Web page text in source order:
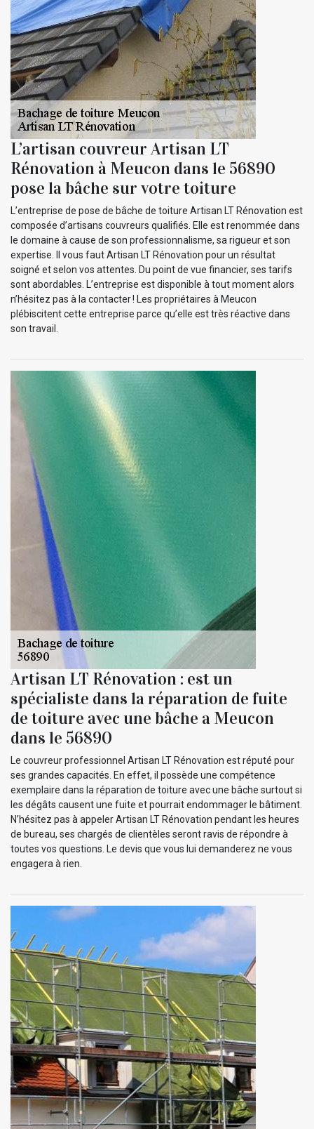
L’artisan couvreur Artisan LT
Rénovation à Meucon dans le 56890
pose la bâche sur votre toiture
L’entreprise de pose de bâche de toiture Artisan LT Rénovation est
composée d’artisans couvreurs qualifiés. Elle est renommée dans
le domaine à cause de son professionnalisme, sa rigueur et son
expertise. Il vous faut Artisan LT Rénovation pour un résultat
soigné et selon vos attentes. Du point de vue financier, ses tarifs
sont abordables. L’entreprise est disponible à tout moment alors
n’hésitez pas à la contacter ! Les propriétaires à Meucon
plébiscitent cette entreprise parce qu’elle est très réactive dans
son travail.
Artisan LT Rénovation : est un
spécialiste dans la réparation de fuite
de toiture avec une bâche a Meucon
dans le 56890
Le couvreur professionnel Artisan LT Rénovation est réputé pour
ses grandes capacités. En effet, il possède une compétence
exemplaire dans la réparation de toiture avec une bâche surtout si
les dégâts causent une fuite et pourrait endommager le bâtiment.
N’hésitez pas à appeler Artisan LT Rénovation pendant les heures
de bureau, ses chargés de clientèles seront ravis de répondre à
toutes vos questions. Le devis que vous lui demanderez ne vous
engagera à rien.